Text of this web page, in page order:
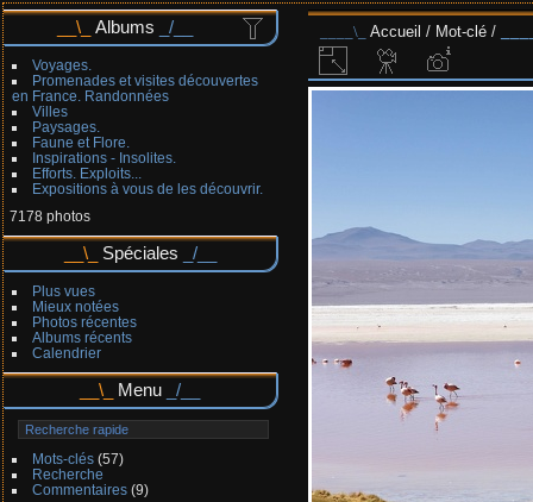
Albums
Voyages.
Promenades et visites découvertes
en France. Randonnées
Villes
Paysages.
Faune et Flore.
Inspirations - Insolites.
Efforts. Exploits...
Expositions à vous de les découvrir.
7178 photos
Spéciales
Plus vues
Mieux notées
Photos récentes
Albums récents
Calendrier
Menu
Mots-clés(57)
Recherche
Commentaires(9)
Accueil / Mot-clé /